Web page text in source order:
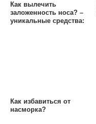
Как вылечить
заложенность носа? –
уникальные средства:
Как избавиться от
насморка?